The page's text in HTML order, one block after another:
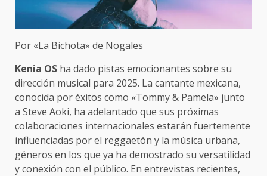
Por «La Bichota» de Nogales
Kenia OS ha dado pistas emocionantes sobre su
dirección musical para 2025. La cantante mexicana,
conocida por éxitos como «Tommy & Pamela» junto
a Steve Aoki, ha adelantado que sus próximas
colaboraciones internacionales estarán fuertemente
influenciadas por el reggaetón y la música urbana,
géneros en los que ya ha demostrado su versatilidad
y conexión con el público. En entrevistas recientes,